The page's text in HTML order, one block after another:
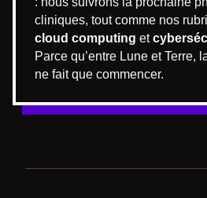
cliniques, tout comme nos
cloud computing et
Parce qu’entre Lune et Terre,
ne fait que commencer.